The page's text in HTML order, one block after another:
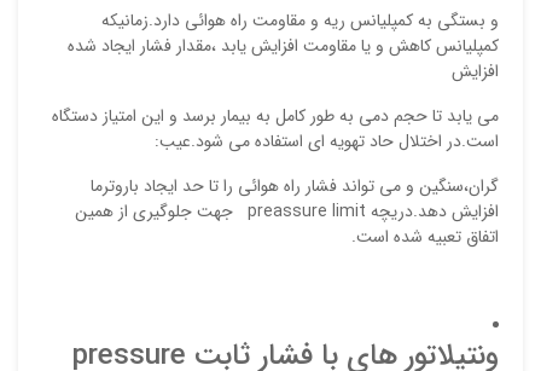
و بستگی به کمپلیانس ریه و مقاومت راه هوائی دارد.زمانیکه
کمپلیانس کاهش و یا مقاومت افزایش یابد ،مقدار فشار ایجاد شده
افزایش
می یابد تا حجم دمی به طور کامل به بیمار برسد و این امتیاز دستگاه
است.در اختلال حاد تهویه ای استفاده می شود.عیب:
گران،سنگین و می تواند فشار راه هوائی را تا حد ایجاد باروترما
افزایش دهد.دریچه preassure limit جهت جلوگیری از همین
اتفاق تعبیه شده است.
ونتیلاتور های با فشار ثابت pressure